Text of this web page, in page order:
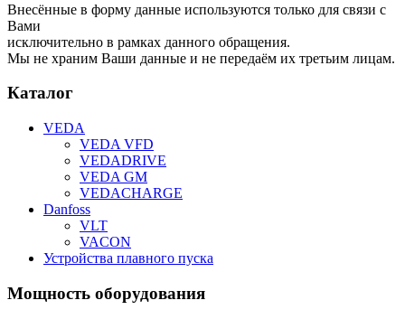
Внесённые в форму данные используются только для связи с
Вами
исключительно в рамках данного обращения.
Мы не храним Ваши данные и не передаём их третьим лицам.
Каталог
VEDA
VEDA VFD
VEDADRIVE
VEDA GM
VEDACHARGE
Danfoss
VLT
VACON
Устройства плавного пуска
Мощность оборудования